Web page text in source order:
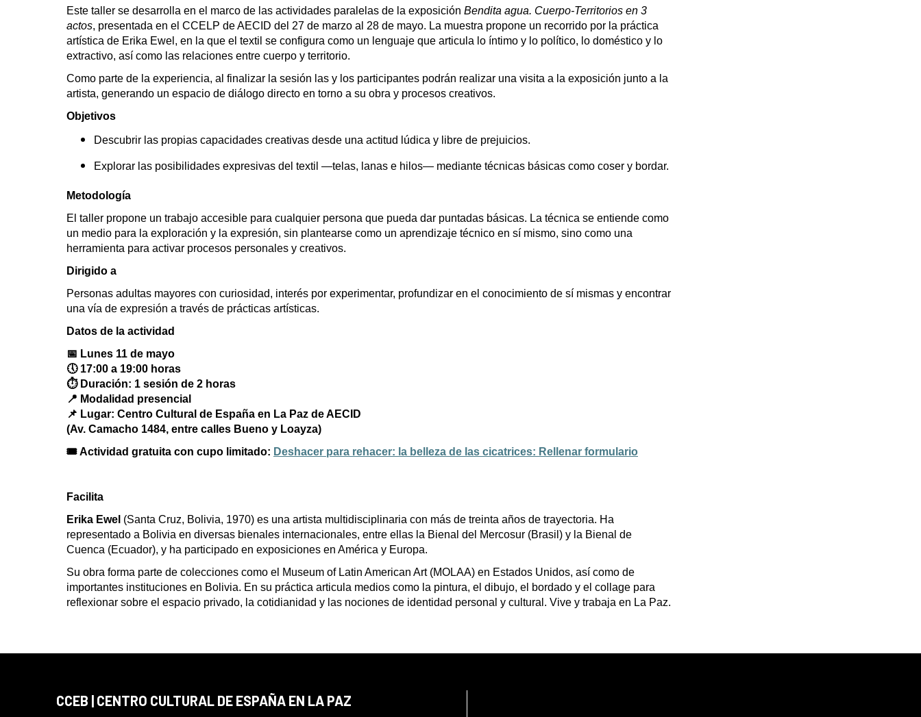
Este taller se desarrolla en el marco de las actividades paralelas de la exposición Bendita agua. Cuerpo-Territorios en 3
actos, presentada en el CCELP de AECID del 27 de marzo al 28 de mayo. La muestra propone un recorrido por la práctica
artística de Erika Ewel, en la que el textil se configura como un lenguaje que articula lo íntimo y lo político, lo doméstico y lo
extractivo, así como las relaciones entre cuerpo y territorio.
Como parte de la experiencia, al finalizar la sesión las y los participantes podrán realizar una visita a la exposición junto a la
artista, generando un espacio de diálogo directo en torno a su obra y procesos creativos.
Objetivos
Descubrir las propias capacidades creativas desde una actitud lúdica y libre de prejuicios.
Explorar las posibilidades expresivas del textil —telas, lanas e hilos— mediante técnicas básicas como coser y bordar.
Metodología
El taller propone un trabajo accesible para cualquier persona que pueda dar puntadas básicas. La técnica se entiende como
un medio para la exploración y la expresión, sin plantearse como un aprendizaje técnico en sí mismo, sino como una
herramienta para activar procesos personales y creativos.
Dirigido a
Personas adultas mayores con curiosidad, interés por experimentar, profundizar en el conocimiento de sí mismas y encontrar
una vía de expresión a través de prácticas artísticas.
Datos de la actividad
📅 Lunes 11 de mayo
🕔17:00 a 19:00 horas
⏱️Duración: 1 sesión de 2 horas
📍 Modalidad presencial
📌 Lugar: Centro Cultural de España en La Paz de AECID
(Av. Camacho 1484, entre calles Bueno y Loayza)
🎟️Actividad gratuita con cupo limitado: Deshacer para rehacer: la belleza de las cicatrices: Rellenar formulario
Facilita
Erika Ewel (Santa Cruz, Bolivia, 1970) es una artista multidisciplinaria con más de treinta años de trayectoria. Ha
representado a Bolivia en diversas bienales internacionales, entre ellas la Bienal del Mercosur (Brasil) y la Bienal de
Cuenca (Ecuador), y ha participado en exposiciones en América y Europa.
Su obra forma parte de colecciones como el Museum of Latin American Art (MOLAA) en Estados Unidos, así como de
importantes instituciones en Bolivia. En su práctica articula medios como la pintura, el dibujo, el bordado y el collage para
reflexionar sobre el espacio privado, la cotidianidad y las nociones de identidad personal y cultural. Vive y trabaja en La Paz.
CCEB | CENTRO CULTURAL DE ESPAÑA EN LA PAZ